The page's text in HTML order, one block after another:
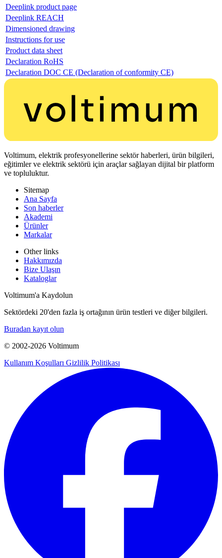
Deeplink product page
Deeplink REACH
Dimensioned drawing
Instructions for use
Product data sheet
Declaration RoHS
Declaration DOC CE (Declaration of conformity CE)
Voltimum, elektrik profesyonellerine sektör haberleri, ürün bilgileri,
eğitimler ve elektrik sektörü için araçlar sağlayan dijital bir platform
ve topluluktur.
Sitemap
Ana Sayfa
Son haberler
Akademi
Ürünler
Markalar
Other links
Hakkımızda
Bize Ulaşın
Kataloglar
Voltimum'a Kaydolun
Sektördeki 20'den fazla iş ortağının ürün testleri ve diğer bilgileri.
Buradan kayıt olun
© 2002-2026 Voltimum
Kullanım Koşulları Gizlilik Politikası